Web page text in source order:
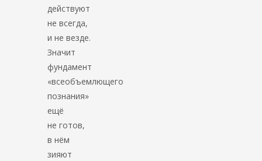
действуют
не всегда,
и не везде.
Значит
фундамент
«всеобъемлющего
познания»
ещё
не готов,
в нём
зияют